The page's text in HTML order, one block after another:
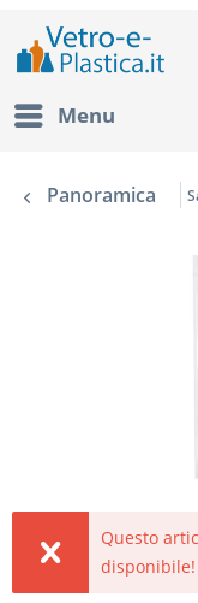
Menu
Panoramica
Questo
disponibile!